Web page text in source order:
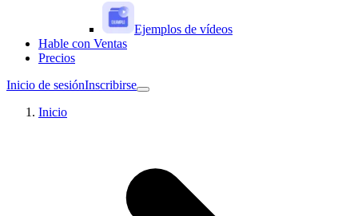
Ejemplos de vídeos
Hable con Ventas
Precios
Inicio de sesiónInscribirse
Inicio